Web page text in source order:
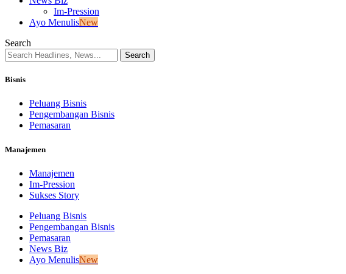
Im-Pression
Ayo MenulisNew
Search
Bisnis
Peluang Bisnis
Pengembangan Bisnis
Pemasaran
Manajemen
Manajemen
Im-Pression
Sukses Story
Peluang Bisnis
Pengembangan Bisnis
Pemasaran
News Biz
Ayo MenulisNew